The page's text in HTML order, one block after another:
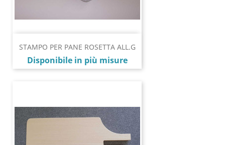
STAMPO PER PANE ROSETTA ALL.G
Prezzo
Disponibile in più misure